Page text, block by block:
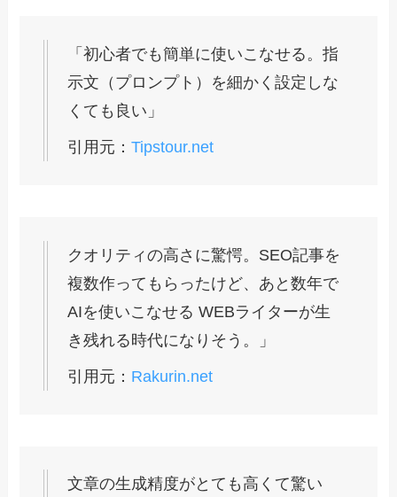
「初心者でも簡単に使いこなせる。指
示文（プロンプト）を細かく設定しな
くても良い」
引用元：Tipstour.net
クオリティの高さに驚愕。SEO記事を
複数作ってもらったけど、あと数年で
AIを使いこなせる WEBライターが生
き残れる時代になりそう。」
引用元： Rakurin.net
文章の生成精度がとても高くて驚い